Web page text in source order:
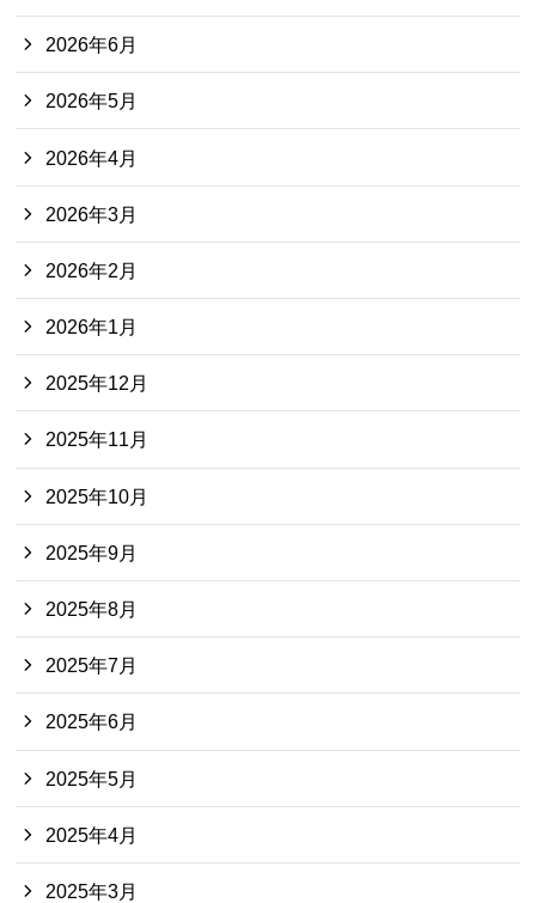
2026年6月
2026年5月
2026年4月
2026年3月
2026年2月
2026年1月
2025年12月
2025年11月
2025年10月
2025年9月
2025年8月
2025年7月
2025年6月
2025年5月
2025年4月
2025年3月